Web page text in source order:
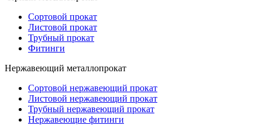
Сортовой прокат
Листовой прокат
Трубный прокат
Фитинги
Нержавеющий металлопрокат
Сортовой нержавеющий прокат
Листовой нержавеющий прокат
Трубный нержавеющий прокат
Нержавеющие фитинги